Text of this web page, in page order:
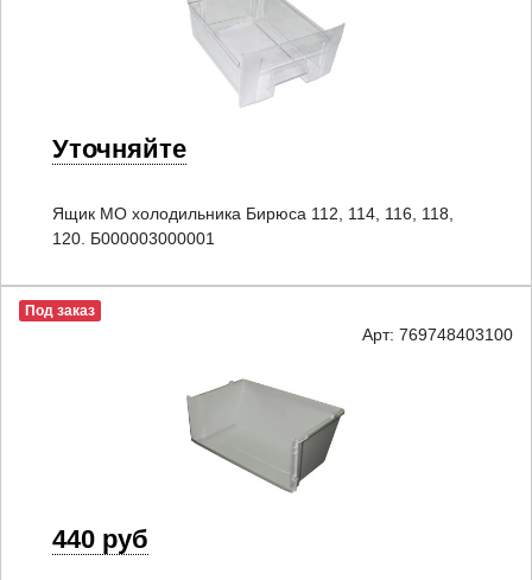
Уточняйте
Ящик МО холодильника Бирюса 112, 114, 116, 118,
120. Б000003000001
Под заказ
Арт: 769748403100
440 руб